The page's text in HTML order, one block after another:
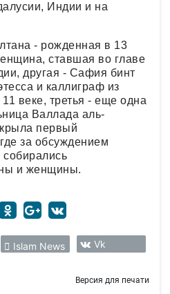
Индии и на
- рожденная в 13
ставшая во главе
другая - Сафия бинт
и каллиграф из
веке, третья - еще одна
Валлада аль-
первый
за обсуждением
собирались
и женщины.
Islam News Vk
Версия для печати